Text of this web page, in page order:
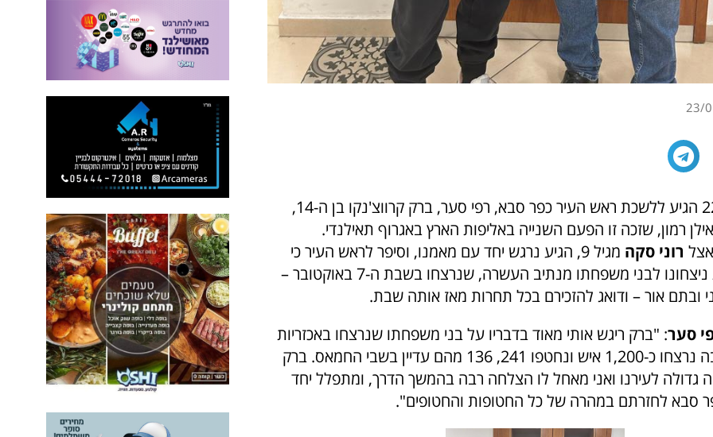
23/
ביום ראשון 22/1 הגיע ללשכת ראש העיר כפר סבא, רפי סער, ברק קרווצ'נקו בן ה-14,
רמון, שזכה זו הפעם השנייה באליפות הארץ באגרוף תאילנדי.
רוני סקה
מגיל 9, הגיע נרגש יחד עם מאמנו, וסיפר לראש העיר כי
הוא מקדיש את ניצחונו לבני משפחתו מנתיב העשרה, שנרצחו בשבת ה-7 באוקטובר –
ובתם אור – ודואג להזכירם בכל תחרות מאז אותה שבת.
סער: "ברק ריגש אותי מאוד בדבריו על בני משפחתו שנרצחו באכזריות
באותה שבת, בה נרצחו כ-1,200 איש ונחטפו 241, 136 מהם עדיין בשבי החמאס. ברק
גדולה לעירנו ואני מאחל לו הצלחה רבה בהמשך הדרך, ומתפלל יחד
סבא לחזרתם במהרה של כל החטופות והחטופים".